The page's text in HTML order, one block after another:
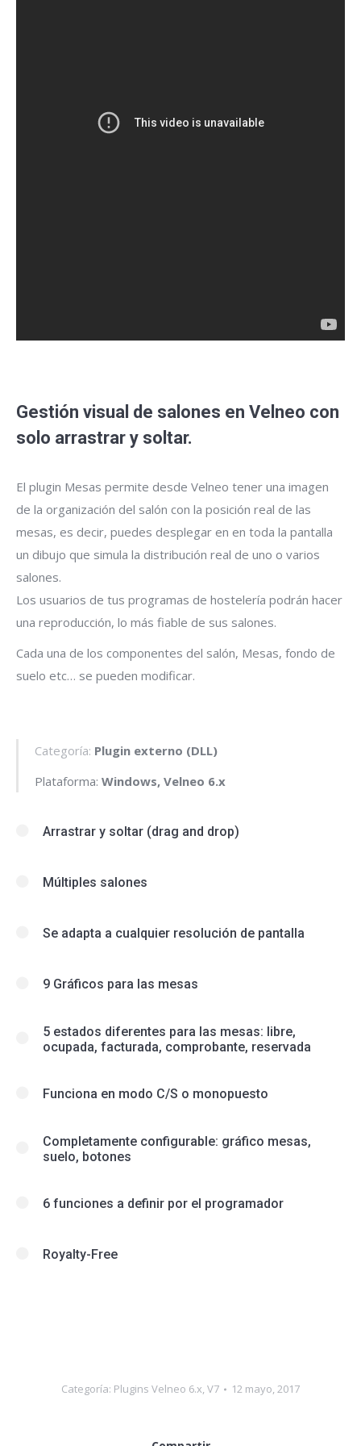
Gestión visual de salones en Velneo con
solo arrastrar y soltar.
El plugin Mesas permite desde Velneo tener una imagen
de la organización del salón con la posición real de las
mesas, es decir, puedes desplegar en en toda la pantalla
un dibujo que simula la distribución real de uno o varios
salones.
Los usuarios de tus programas de hostelería podrán hacer
una reproducción, lo más fiable de sus salones.
Cada una de los componentes del salón, Mesas, fondo de
suelo etc… se pueden modificar.
Categoría: Plugin externo (DLL)
Plataforma: Windows, Velneo 6.x
Arrastrar y soltar (drag and drop)
Múltiples salones
Se adapta a cualquier resolución de pantalla
9 Gráficos para las mesas
5 estados diferentes para las mesas: libre,
ocupada, facturada, comprobante, reservada
Funciona en modo C/S o monopuesto
Completamente configurable: gráfico mesas,
suelo, botones
6 funciones a definir por el programador
Royalty-Free
Categoría: Plugins Velneo 6.x, V7 12 mayo, 2017